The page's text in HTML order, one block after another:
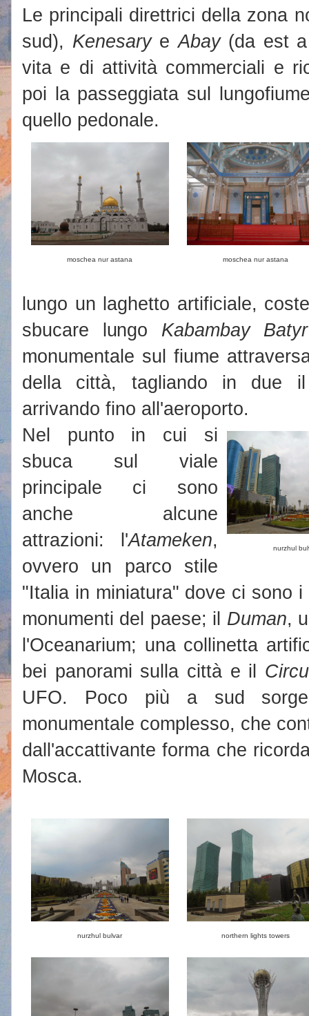
Le principali direttrici della zona
sud), KenesaryeAbay(da est a
vita e di attività commerciali e
poi la passeggiata sul
quello pedonale.
moschea nur astana moschea nur astana
lungo un laghetto artificiale,
sbucare lungo Kabambay Batyr
monumentale sul fiume
della città, tagliando in due
arrivando fino all'aeroporto.
nurzhul
Nel punto in cui si
sbuca sul viale
principale ci sono
anche alcune
attrazioni: l'Atameken,
ovvero un parco stile
"Italia in miniatura" dove ci sono
monumenti del paese; il Duman,
l'Oceanarium; una collinetta
bei panorami sulla città e il
UFO. Poco più a sud
monumentale complesso, che
dall'accattivante forma che
Mosca.
nurzhul bulvar northern lights towers